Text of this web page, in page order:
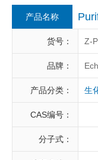
产品名称
货号： Z-
品牌：
产品分类： 生
CAS编号：
分子式：